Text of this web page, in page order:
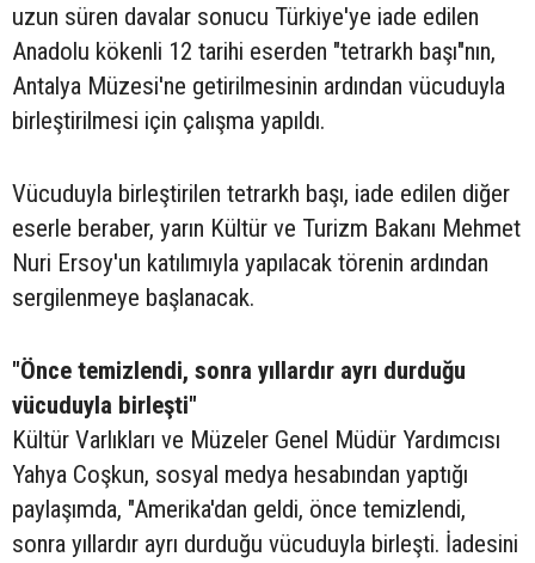
uzun süren davalar sonucu Türkiye'ye iade edilen
Anadolu kökenli 12 tarihi eserden "tetrarkh başı"nın,
Antalya Müzesi'ne getirilmesinin ardından vücuduyla
birleştirilmesi için çalışma yapıldı.
Vücuduyla birleştirilen tetrarkh başı, iade edilen diğer
eserle beraber, yarın Kültür ve Turizm Bakanı Mehmet
Nuri Ersoy'un katılımıyla yapılacak törenin ardından
sergilenmeye başlanacak.
"Önce temizlendi, sonra yıllardır ayrı durduğu
vücuduyla birleşti"
Kültür Varlıkları ve Müzeler Genel Müdür Yardımcısı
Yahya Coşkun, sosyal medya hesabından yaptığı
paylaşımda, "Amerika'dan geldi, önce temizlendi,
sonra yıllardır ayrı durduğu vücuduyla birleşti. İadesini